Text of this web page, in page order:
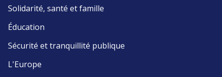
Solidarité, santé et famille
Éducation
Sécurité et tranquillité publique
L'Europe